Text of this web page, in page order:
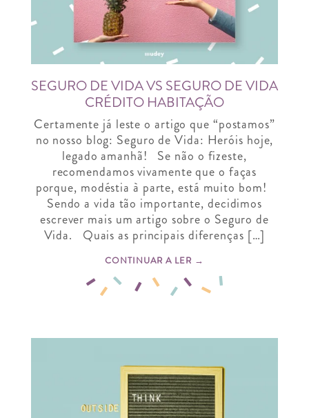
SEGURO DE VIDA VS SEGURO DE VIDA
CRÉDITO HABITAÇÃO
Certamente já leste o artigo que “postamos”
no nosso blog: Seguro de Vida: Heróis hoje,
legado amanhã! Se não o fizeste,
recomendamos vivamente que o faças
porque, modéstia à parte, está muito bom!
Sendo a vida tão importante, decidimos
escrever mais um artigo sobre o Seguro de
Vida. Quais as principais diferenças […]
CONTINUAR A LER →